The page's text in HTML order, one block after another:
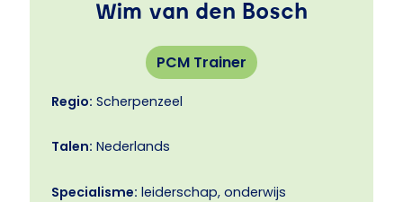
Wim van den Bosch
PCM Trainer
Regio: Scherpenzeel
Talen: Nederlands
Specialisme: leiderschap, onderwijs